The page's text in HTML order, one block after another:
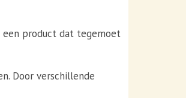
product dat tegemoet
Door verschillende